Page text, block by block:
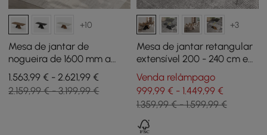
+10
Mesa de jantar de
nogueira de 1600 mm a
2000 mm e conjunto de 6
cadeiras de jantar
1.563,99 € - 2.621,99 €
2.159,99 € - 3.199,99 €
+3
Mesa de jantar retangular
extensível 200 - 240 cm em
estilo rústico na cor
nogueira
Venda relâmpago
999,99 € - 1.449,99 €
1.359,99 € - 1.599,99 €